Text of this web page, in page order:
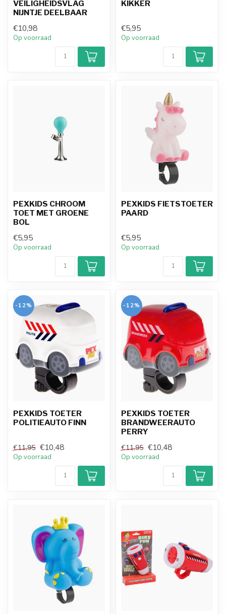
VEILIGHEIDSVLAG
NIJNTJE DEELBAAR
€10,98
Op voorraad
KIKKER
€5,95
Op voorraad
PEXKIDS CHROOM
TOET MET GROENE
BOL
€5,95
Op voorraad
PEXKIDS FIETSTOETER
PAARD
€5,95
Op voorraad
-12%
PEXKIDS TOETER
POLITIEAUTO FINN
€11,95 €10,48
Op voorraad
-12%
PEXKIDS TOETER
BRANDWEERAUTO
PERRY
€11,95 €10,48
Op voorraad